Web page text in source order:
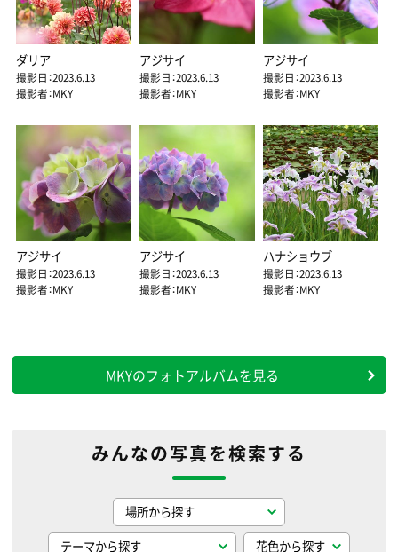
ダリア
撮影日：2023.6.13
撮影者：MKY
アジサイ
撮影日：2023.6.13
撮影者：MKY
アジサイ
撮影日：2023.6.13
撮影者：MKY
アジサイ
撮影日：2023.6.13
撮影者：MKY
アジサイ
撮影日：2023.6.13
撮影者：MKY
ハナショウブ
撮影日：2023.6.13
撮影者：MKY
MKYのフォトアルバムを見る
みんなの写真を検索する